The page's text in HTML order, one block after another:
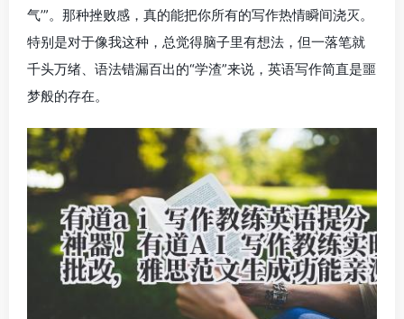
气’”。那种挫败感，真的能把你所有的写作热情瞬间浇灭。
特别是对于像我这种，总觉得脑子里有想法，但一落笔就
千头万绪、语法错漏百出的“学渣”来说，英语写作简直是噩
梦般的存在。